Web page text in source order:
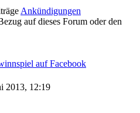
Ankündigungen
auf dieses Forum oder den
auf Facebook
2013, 12:19